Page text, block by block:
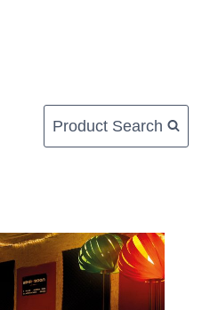
Product Search